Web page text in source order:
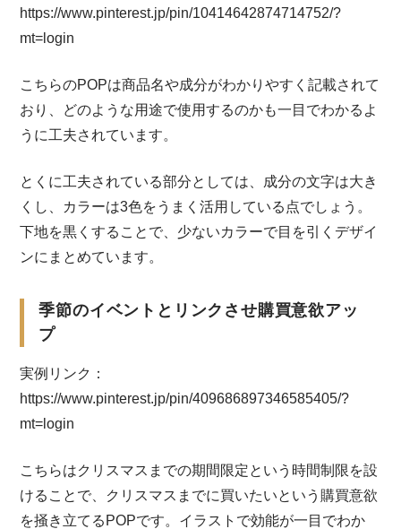
https://www.pinterest.jp/pin/10414642874714752/?
mt=login
こちらのPOPは商品名や成分がわかりやすく記載されて
おり、どのような用途で使用するのかも一目でわかるよ
うに工夫されています。
とくに工夫されている部分としては、成分の文字は大き
くし、カラーは3色をうまく活用している点でしょう。
下地を黒くすることで、少ないカラーで目を引くデザイ
ンにまとめています。
季節のイベントとリンクさせ購買意欲アッ
プ
実例リンク：
https://www.pinterest.jp/pin/409686897346585405/?
mt=login
こちらはクリスマスまでの期間限定という時間制限を設
けることで、クリスマスまでに買いたいという購買意欲
を掻き立てるPOPです。イラストで効能が一目でわか